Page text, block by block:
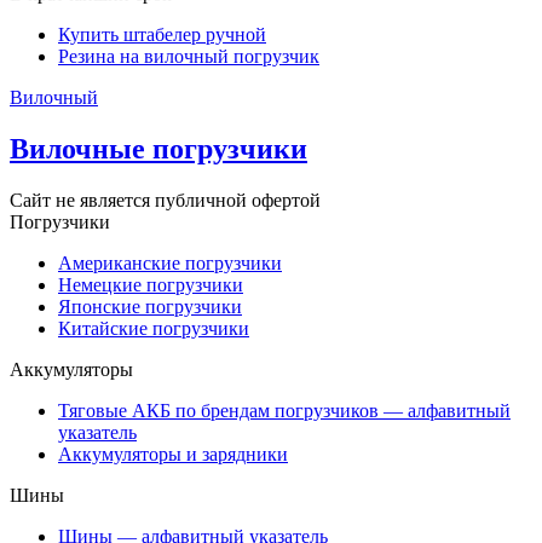
Купить штабелер ручной
Резина на вилочный погрузчик
Вилочный
Вилочные погрузчики
Сайт не является публичной офертой
Погрузчики
Американские погрузчики
Немецкие погрузчики
Японские погрузчики
Китайские погрузчики
Аккумуляторы
Тяговые АКБ по брендам погрузчиков — алфавитный
указатель
Аккумуляторы и зарядники
Шины
Шины — алфавитный указатель